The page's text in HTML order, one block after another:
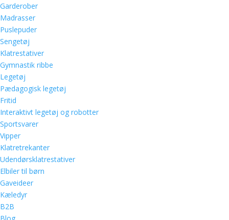
Garderober
Madrasser
Puslepuder
Sengetøj
Klatrestativer
Gymnastik ribbe
Legetøj
Pædagogisk legetøj
Fritid
Interaktivt legetøj og robotter
Sportsvarer
Vipper
Klatretrekanter
Udendørsklatrestativer
Elbiler til børn
Gaveideer
Kæledyr
B2B